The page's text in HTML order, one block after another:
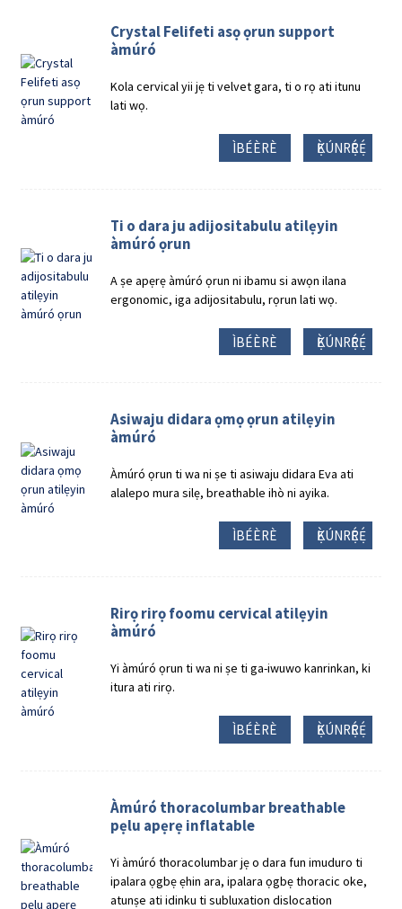
Crystal Felifeti asọ ọrun support
àmúró
Kola cervical yii jẹ ti velvet gara, ti o rọ ati itunu
lati wọ.
ÌBÉÈRÈ Ẹ̀KÚNRẸ́RẸ́
Ti o dara ju adijositabulu atilẹyin
àmúró ọrun
A ṣe apẹrẹ àmúró ọrun ni ibamu si awọn ilana
ergonomic, iga adijositabulu, rọrun lati wọ.
ÌBÉÈRÈ Ẹ̀KÚNRẸ́RẸ́
Asiwaju didara ọmọ ọrun atilẹyin
àmúró
Àmúró ọrun ti wa ni ṣe ti asiwaju didara Eva ati
alalepo mura silẹ, breathable ihò ni ayika.
ÌBÉÈRÈ Ẹ̀KÚNRẸ́RẸ́
Rirọ rirọ foomu cervical atilẹyin
àmúró
Yi àmúró ọrun ti wa ni ṣe ti ga-iwuwo kanrinkan, ki
itura ati rirọ.
ÌBÉÈRÈ Ẹ̀KÚNRẸ́RẸ́
Àmúró thoracolumbar breathable
pẹlu apẹrẹ inflatable
Yi àmúró thoracolumbar jẹ o dara fun imuduro ti
ipalara ọgbẹ ẹhin ara, ipalara ọgbẹ thoracic oke,
atunṣe ati idinku ti subluxation dislocation